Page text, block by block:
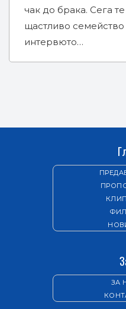
чак до брака. Сега
щастливо
интервюто…
ЗА